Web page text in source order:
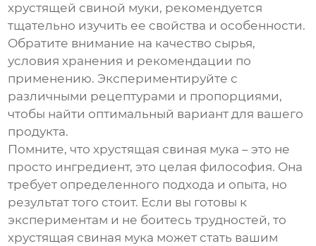
хрустящей свиной муки, рекомендуется
тщательно изучить ее свойства и особенности.
Обратите внимание на качество сырья,
условия хранения и рекомендации по
применению. Экспериментируйте с
различными рецептурами и пропорциями,
чтобы найти оптимальный вариант для вашего
продукта.
Помните, чтохрустящая свиная мука – это не
просто ингредиент, это целая философия. Она
требует определенного подхода и опыта, но
результат того стоит. Если вы готовы к
экспериментам и не боитесь трудностей, то
хрустящая свиная мука может стать вашим